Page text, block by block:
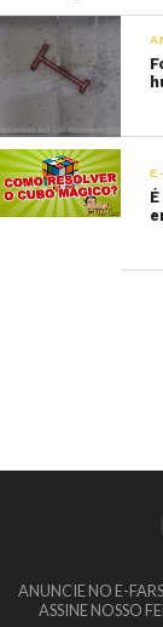
ANUNCIE NO E-
ASSINE NOSSO